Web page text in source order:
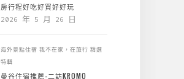
房行程好吃好買好好玩
2026 年 5 月 26 日
海外景點住宿 我不在家，在旅行 精選
特輯
曼谷住宿推薦-二訪KROMO